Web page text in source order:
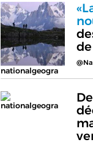
nationalgeogra
nationalgeogra